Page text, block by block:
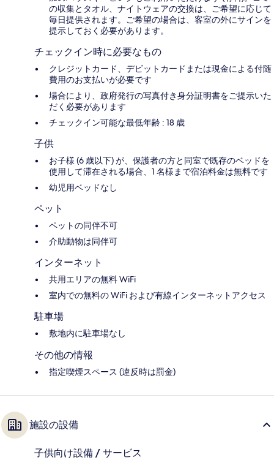
の収集とタオル、ナイトウェアの交換は、ご希望に応じて
毎日提供されます。ご希望の場合は、客室の外にサインを
提示しておく必要があります。
チェックイン時に必要なもの
クレジットカード、デビットカードまたは現金による付随
費用のお支払いが必要です
場合により、政府発行の写真付き身分証明書をご提示いた
だく必要があります
チェックイン可能な最低年齢 : 18 歳
子供
お子様 (6 歳以下) が、保護者の方と同室で既存のベッドを
使用して滞在される場合、1 名様まで宿泊料金は無料です
幼児用ベッドなし
ペット
ペットの同伴不可
介助動物は同伴可
インターネット
共用エリアの無料 WiFi
室内での無料の WiFi および有線インターネットアクセス
駐車場
敷地内に駐車場なし
その他の情報
指定喫煙スペース (違反時は罰金)
施設の設備
子供向け設備 / サービス